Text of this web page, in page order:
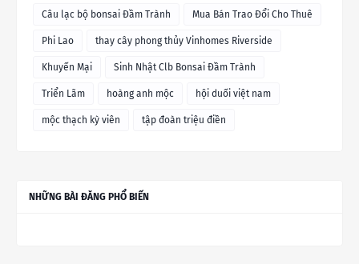
Câu lạc bộ bonsai Đầm Trành Mua Bán Trao Đổi Cho Thuê
Phi Lao thay cây phong thủy Vinhomes Riverside
Khuyến Mại Sinh Nhật Clb Bonsai Đầm Trành
Triển Lãm hoàng anh mộc hội duối việt nam
mộc thạch kỳ viên tập đoàn triệu điền
NHỮNG BÀI ĐĂNG PHỔ BIẾN